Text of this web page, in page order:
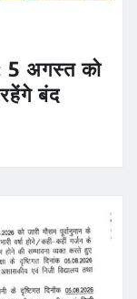
5 अगस्त को
बंद